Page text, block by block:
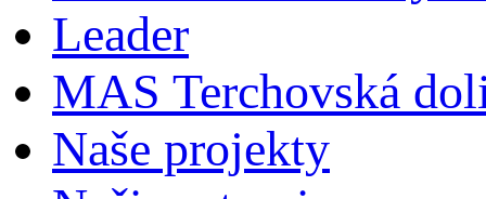
Leader
MAS Terchovská
Naše projekty